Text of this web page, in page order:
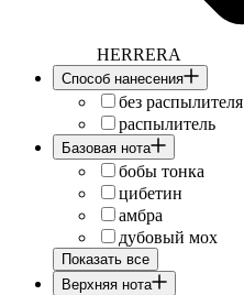
HERRERA
Cпособ нанесения
без распылителя
распылитель
Базовая нота
бобы тонка
цибетин
амбра
дубовый мох
Показать все
Верхняя нота